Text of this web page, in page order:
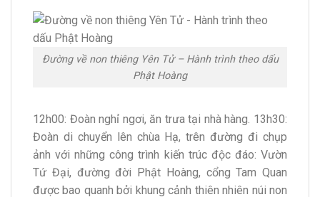
Đường về non thiêng Yên Tử – Hành trình theo dấu
Phật Hoàng
12h00: Đoàn nghỉ ngơi, ăn trưa tại nhà hàng. 13h30:
Đoàn di chuyển lên chùa Hạ, trên đường đi chụp
ảnh với những công trình kiến trúc độc đáo: Vườn
Tứ Đại, đường đời Phật Hoàng, cổng Tam Quan
được bao quanh bởi khung cảnh thiên nhiên núi non